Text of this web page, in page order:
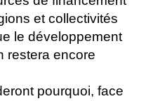
et collectivités
le développement
restera encore
pourquoi, face